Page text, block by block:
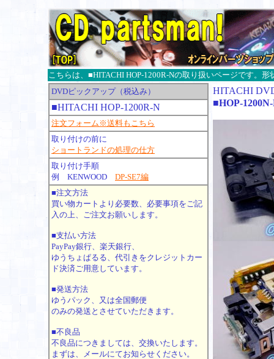
こちらは、■HITACHI HOP-1200R-Nの取り扱いページです。
DVDピックアップ（税込み）
■HITACHI HOP-1200R-N
注文フォーム※送料もこちら
取り付けの前に
ショートランドの処理の仕方
取り付け手順
例 KENWOOD DP-SE7編
■注文方法
買い物カートより必要数、必要事項をご記
入の上、ご注文お願いします。
■支払い方法
PayPay銀行、楽天銀行、
ゆうちょぱるる、代引きをクレジットカー
ド決済ご用意しています。
■発送方法
ゆうパック、又は全国郵便
のみの発送とさせていただきます。
■不良品
不良品につきましては、交換いたします。
まずは、メールにてお知らせください。
HITACHI
■HOP-